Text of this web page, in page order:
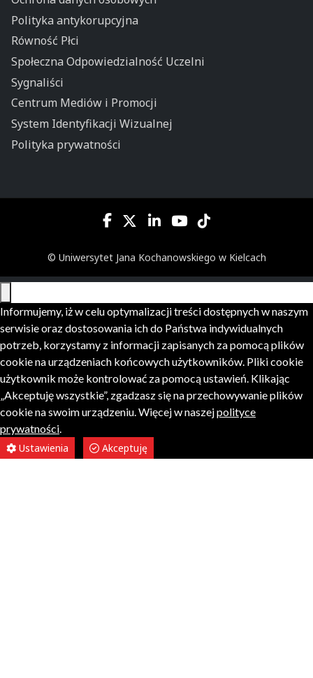
Polityka antykorupcyjna
Równość Płci
Społeczna Odpowiedzialność Uczelni
Sygnaliści
Centrum Mediów i Promocji
System Identyfikacji Wizualnej
Polityka prywatności
© Uniwersytet Jana Kochanowskiego w Kielcach
Informujemy, iż w celu optymalizacji treści dostępnych w naszym
serwisie oraz dostosowania ich do Państwa indywidualnych
potrzeb, korzystamy z informacji zapisanych za pomocą plików
cookie na urządzeniach końcowych użytkowników. Pliki cookie
użytkownik może kontrolować za pomocą ustawień. Klikając
„Akceptuję wszystkie”, zgadzasz się na przechowywanie plików
cookie na swoim urządzeniu. Więcej w naszejpolityce
prywatności
Ustawienia
Akceptuję